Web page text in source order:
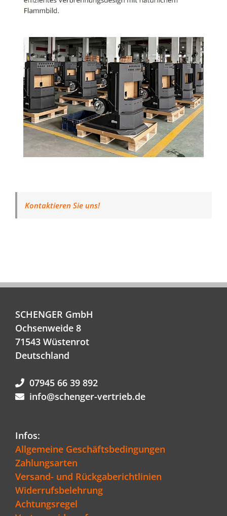
Kontaktieren Sie uns!
SCHENGER GmbH
Ochsenweide 8
71543 Wüstenrot
Deutschland
07945 66 39 892
info@schenger-vertrieb.de
Infos:
Allgemeine Geschäftsbedingungen
Zahlungsarten
Versand- und Rückgaberichtlinien
Widerrufsbelehrung
Achtungsregel